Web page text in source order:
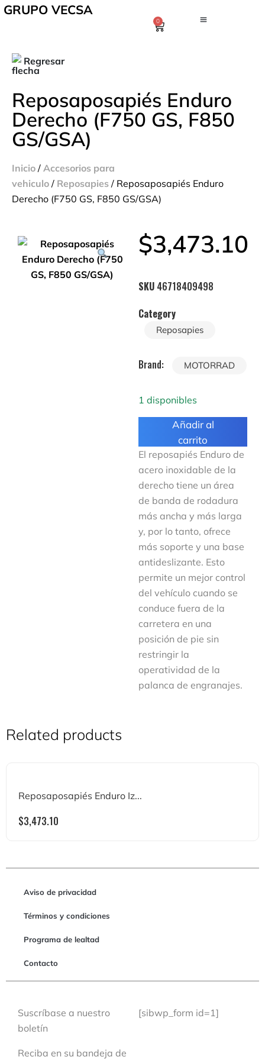
GRUPO VECSA
0
Regresar
Reposaposapiés Enduro
Derecho (F750 GS, F850
GS/GSA)
Inicio / Accesorios para
vehiculo / Reposapies / Reposaposapiés Enduro
Derecho (F750 GS, F850 GS/GSA)
$3,473.10
SKU 46718409498
Category
Reposapies
Brand: MOTORRAD
1 disponibles
Añadir al
carrito
El reposapiés Enduro de
acero inoxidable de la
derecho tiene un área
de banda de rodadura
más ancha y más larga
y, por lo tanto, ofrece
más soporte y una base
antideslizante. Esto
permite un mejor control
del vehículo cuando se
conduce fuera de la
carretera en una
posición de pie sin
restringir la
operatividad de la
palanca de engranajes.
Related products
Reposaposapiés Enduro Iz...
$3,473.10
Aviso de privacidad
Términos y condiciones
Programa de lealtad
Contacto
Suscríbase a nuestro
boletín
Reciba en su bandeja de
[sibwp_form id=1]